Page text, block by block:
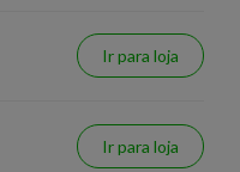
Ir para loja
Ir para loja